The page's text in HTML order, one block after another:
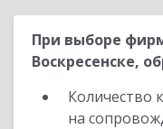
При выборе
Воскресенске,
Количество
на